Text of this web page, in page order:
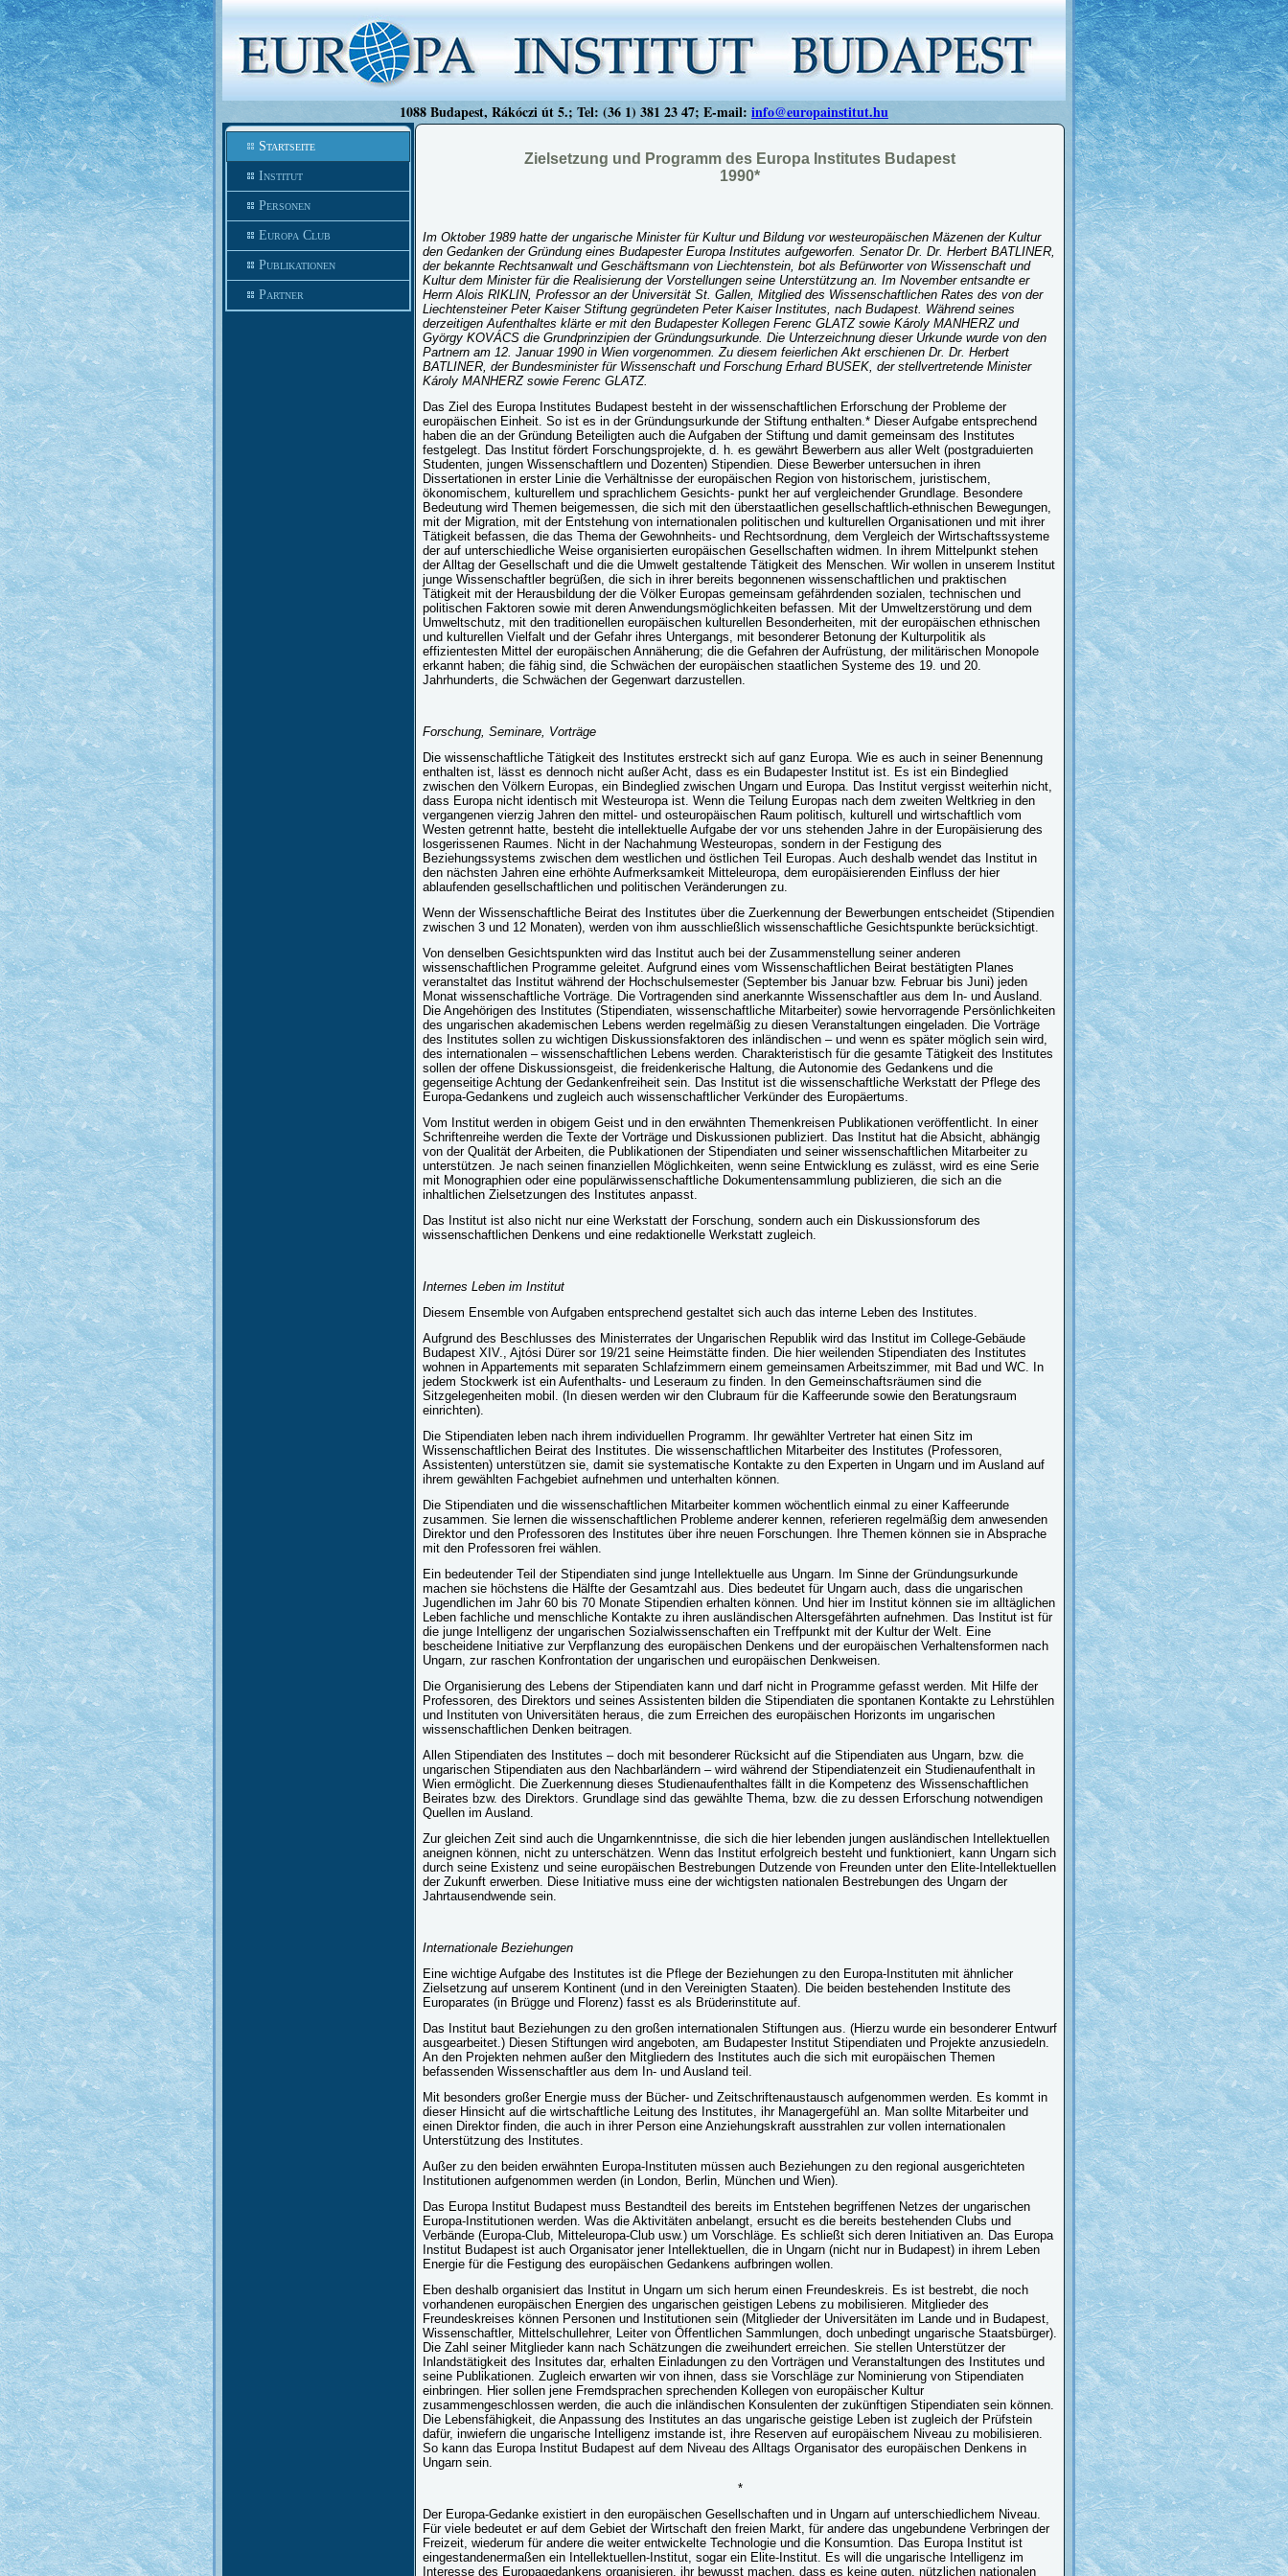
1088 Budapest, Rákóczi út 5.; Tel: (36 1) 381 23 47; E-mail: info@europainstitut.hu
Startseite
Institut
Personen
Europa Club
Publikationen
Partner
Zielsetzung und Programm des Europa Institutes Budapest
1990*
Im Oktober 1989 hatte der ungarische Minister für Kultur und Bildung vor westeuropäischen Mäzenen der Kultur
den Gedanken der Gründung eines Budapester Europa Institutes aufgeworfen. Senator Dr. Dr. Herbert BATLINER,
der bekannte Rechtsanwalt und Geschäftsmann von Liechtenstein, bot als Befürworter von Wissenschaft und
Kultur dem Minister für die Realisierung der Vorstellungen seine Unterstützung an. Im November entsandte er
Herrn Alois RIKLIN, Professor an der Universität St. Gallen, Mitglied des Wissenschaftlichen Rates des von der
Liechtensteiner Peter Kaiser Stiftung gegründeten Peter Kaiser Institutes, nach Budapest. Während seines
derzeitigen Aufenthaltes klärte er mit den Budapester Kollegen Ferenc GLATZ sowie Károly MANHERZ und
György KOVÁCS die Grundprinzipien der Gründungsurkunde. Die Unterzeichnung dieser Urkunde wurde von den
Partnern am 12. Januar 1990 in Wien vorgenommen. Zu diesem feierlichen Akt erschienen Dr. Dr. Herbert
BATLINER, der Bundesminister für Wissenschaft und Forschung Erhard BUSEK, der stellvertretende Minister
Károly MANHERZ sowie Ferenc GLATZ.
Das Ziel des Europa Institutes Budapest besteht in der wissenschaftlichen Erforschung der Probleme der
europäischen Einheit. So ist es in der Gründungsurkunde der Stiftung enthalten.* Dieser Aufgabe entsprechend
haben die an der Gründung Beteiligten auch die Aufgaben der Stiftung und damit gemeinsam des Institutes
festgelegt. Das Institut fördert Forschungsprojekte, d. h. es gewährt Bewerbern aus aller Welt (postgraduierten
Studenten, jungen Wissenschaftlern und Dozenten) Stipendien. Diese Bewerber untersuchen in ihren
Dissertationen in erster Linie die Verhältnisse der europäischen Region von historischem, juristischem,
ökonomischem, kulturellem und sprachlichem Gesichts- punkt her auf vergleichender Grundlage. Besondere
Bedeutung wird Themen beigemessen, die sich mit den überstaatlichen gesellschaftlich-ethnischen Bewegungen,
mit der Migration, mit der Entstehung von internationalen politischen und kulturellen Organisationen und mit ihrer
Tätigkeit befassen, die das Thema der Gewohnheits- und Rechtsordnung, dem Vergleich der Wirtschaftssysteme
der auf unterschiedliche Weise organisierten europäischen Gesellschaften widmen. In ihrem Mittelpunkt stehen
der Alltag der Gesellschaft und die die Umwelt gestaltende Tätigkeit des Menschen. Wir wollen in unserem Institut
junge Wissenschaftler begrüßen, die sich in ihrer bereits begonnenen wissenschaftlichen und praktischen
Tätigkeit mit der Herausbildung der die Völker Europas gemeinsam gefährdenden sozialen, technischen und
politischen Faktoren sowie mit deren Anwendungsmöglichkeiten befassen. Mit der Umweltzerstörung und dem
Umweltschutz, mit den traditionellen europäischen kulturellen Besonderheiten, mit der europäischen ethnischen
und kulturellen Vielfalt und der Gefahr ihres Untergangs, mit besonderer Betonung der Kulturpolitik als
effizientesten Mittel der europäischen Annäherung; die die Gefahren der Aufrüstung, der militärischen Monopole
erkannt haben; die fähig sind, die Schwächen der europäischen staatlichen Systeme des 19. und 20.
Jahrhunderts, die Schwächen der Gegenwart darzustellen.
Forschung, Seminare, Vorträge
Die wissenschaftliche Tätigkeit des Institutes erstreckt sich auf ganz Europa. Wie es auch in seiner Benennung
enthalten ist, lässt es dennoch nicht außer Acht, dass es ein Budapester Institut ist. Es ist ein Bindeglied
zwischen den Völkern Europas, ein Bindeglied zwischen Ungarn und Europa. Das Institut vergisst weiterhin nicht,
dass Europa nicht identisch mit Westeuropa ist. Wenn die Teilung Europas nach dem zweiten Weltkrieg in den
vergangenen vierzig Jahren den mittel- und osteuropäischen Raum politisch, kulturell und wirtschaftlich vom
Westen getrennt hatte, besteht die intellektuelle Aufgabe der vor uns stehenden Jahre in der Europäisierung des
losgerissenen Raumes. Nicht in der Nachahmung Westeuropas, sondern in der Festigung des
Beziehungssystems zwischen dem westlichen und östlichen Teil Europas. Auch deshalb wendet das Institut in
den nächsten Jahren eine erhöhte Aufmerksamkeit Mitteleuropa, dem europäisierenden Einfluss der hier
ablaufenden gesellschaftlichen und politischen Veränderungen zu.
Wenn der Wissenschaftliche Beirat des Institutes über die Zuerkennung der Bewerbungen entscheidet (Stipendien
zwischen 3 und 12 Monaten), werden von ihm ausschließlich wissenschaftliche Gesichtspunkte berücksichtigt.
Von denselben Gesichtspunkten wird das Institut auch bei der Zusammenstellung seiner anderen
wissenschaftlichen Programme geleitet. Aufgrund eines vom Wissenschaftlichen Beirat bestätigten Planes
veranstaltet das Institut während der Hochschulsemester (September bis Januar bzw. Februar bis Juni) jeden
Monat wissenschaftliche Vorträge. Die Vortragenden sind anerkannte Wissenschaftler aus dem In- und Ausland.
Die Angehörigen des Institutes (Stipendiaten, wissenschaftliche Mitarbeiter) sowie hervorragende Persönlichkeiten
des ungarischen akademischen Lebens werden regelmäßig zu diesen Veranstaltungen eingeladen. Die Vorträge
des Institutes sollen zu wichtigen Diskussionsfaktoren des inländischen – und wenn es später möglich sein wird,
des internationalen – wissenschaftlichen Lebens werden. Charakteristisch für die gesamte Tätigkeit des Institutes
sollen der offene Diskussionsgeist, die freidenkerische Haltung, die Autonomie des Gedankens und die
gegenseitige Achtung der Gedankenfreiheit sein. Das Institut ist die wissenschaftliche Werkstatt der Pflege des
Europa-Gedankens und zugleich auch wissenschaftlicher Verkünder des Europäertums.
Vom Institut werden in obigem Geist und in den erwähnten Themenkreisen Publikationen veröffentlicht. In einer
Schriftenreihe werden die Texte der Vorträge und Diskussionen publiziert. Das Institut hat die Absicht, abhängig
von der Qualität der Arbeiten, die Publikationen der Stipendiaten und seiner wissenschaftlichen Mitarbeiter zu
unterstützen. Je nach seinen finanziellen Möglichkeiten, wenn seine Entwicklung es zulässt, wird es eine Serie
mit Monographien oder eine populärwissenschaftliche Dokumentensammlung publizieren, die sich an die
inhaltlichen Zielsetzungen des Institutes anpasst.
Das Institut ist also nicht nur eine Werkstatt der Forschung, sondern auch ein Diskussionsforum des
wissenschaftlichen Denkens und eine redaktionelle Werkstatt zugleich.
Internes Leben im Institut
Diesem Ensemble von Aufgaben entsprechend gestaltet sich auch das interne Leben des Institutes.
Aufgrund des Beschlusses des Ministerrates der Ungarischen Republik wird das Institut im College-Gebäude
Budapest XIV., Ajtósi Dürer sor 19/21 seine Heimstätte finden. Die hier weilenden Stipendiaten des Institutes
wohnen in Appartements mit separaten Schlafzimmern einem gemeinsamen Arbeitszimmer, mit Bad und WC. In
jedem Stockwerk ist ein Aufenthalts- und Leseraum zu finden. In den Gemeinschaftsräumen sind die
Sitzgelegenheiten mobil. (In diesen werden wir den Clubraum für die Kaffeerunde sowie den Beratungsraum
einrichten).
Die Stipendiaten leben nach ihrem individuellen Programm. Ihr gewählter Vertreter hat einen Sitz im
Wissenschaftlichen Beirat des Institutes. Die wissenschaftlichen Mitarbeiter des Institutes (Professoren,
Assistenten) unterstützen sie, damit sie systematische Kontakte zu den Experten in Ungarn und im Ausland auf
ihrem gewählten Fachgebiet aufnehmen und unterhalten können.
Die Stipendiaten und die wissenschaftlichen Mitarbeiter kommen wöchentlich einmal zu einer Kaffeerunde
zusammen. Sie lernen die wissenschaftlichen Probleme anderer kennen, referieren regelmäßig dem anwesenden
Direktor und den Professoren des Institutes über ihre neuen Forschungen. Ihre Themen können sie in Absprache
mit den Professoren frei wählen.
Ein bedeutender Teil der Stipendiaten sind junge Intellektuelle aus Ungarn. Im Sinne der Gründungsurkunde
machen sie höchstens die Hälfte der Gesamtzahl aus. Dies bedeutet für Ungarn auch, dass die ungarischen
Jugendlichen im Jahr 60 bis 70 Monate Stipendien erhalten können. Und hier im Institut können sie im alltäglichen
Leben fachliche und menschliche Kontakte zu ihren ausländischen Altersgefährten aufnehmen. Das Institut ist für
die junge Intelligenz der ungarischen Sozialwissenschaften ein Treffpunkt mit der Kultur der Welt. Eine
bescheidene Initiative zur Verpflanzung des europäischen Denkens und der europäischen Verhaltensformen nach
Ungarn, zur raschen Konfrontation der ungarischen und europäischen Denkweisen.
Die Organisierung des Lebens der Stipendiaten kann und darf nicht in Programme gefasst werden. Mit Hilfe der
Professoren, des Direktors und seines Assistenten bilden die Stipendiaten die spontanen Kontakte zu Lehrstühlen
und Instituten von Universitäten heraus, die zum Erreichen des europäischen Horizonts im ungarischen
wissenschaftlichen Denken beitragen.
Allen Stipendiaten des Institutes – doch mit besonderer Rücksicht auf die Stipendiaten aus Ungarn, bzw. die
ungarischen Stipendiaten aus den Nachbarländern – wird während der Stipendiatenzeit ein Studienaufenthalt in
Wien ermöglicht. Die Zuerkennung dieses Studienaufenthaltes fällt in die Kompetenz des Wissenschaftlichen
Beirates bzw. des Direktors. Grundlage sind das gewählte Thema, bzw. die zu dessen Erforschung notwendigen
Quellen im Ausland.
Zur gleichen Zeit sind auch die Ungarnkenntnisse, die sich die hier lebenden jungen ausländischen Intellektuellen
aneignen können, nicht zu unterschätzen. Wenn das Institut erfolgreich besteht und funktioniert, kann Ungarn sich
durch seine Existenz und seine europäischen Bestrebungen Dutzende von Freunden unter den Elite-Intellektuellen
der Zukunft erwerben. Diese Initiative muss eine der wichtigsten nationalen Bestrebungen des Ungarn der
Jahrtausendwende sein.
Internationale Beziehungen
Eine wichtige Aufgabe des Institutes ist die Pflege der Beziehungen zu den Europa-Instituten mit ähnlicher
Zielsetzung auf unserem Kontinent (und in den Vereinigten Staaten). Die beiden bestehenden Institute des
Europarates (in Brügge und Florenz) fasst es als Brüderinstitute auf.
Das Institut baut Beziehungen zu den großen internationalen Stiftungen aus. (Hierzu wurde ein besonderer Entwurf
ausgearbeitet.) Diesen Stiftungen wird angeboten, am Budapester Institut Stipendiaten und Projekte anzusiedeln.
An den Projekten nehmen außer den Mitgliedern des Institutes auch die sich mit europäischen Themen
befassenden Wissenschaftler aus dem In- und Ausland teil.
Mit besonders großer Energie muss der Bücher- und Zeitschriftenaustausch aufgenommen werden. Es kommt in
dieser Hinsicht auf die wirtschaftliche Leitung des Institutes, ihr Managergefühl an. Man sollte Mitarbeiter und
einen Direktor finden, die auch in ihrer Person eine Anziehungskraft ausstrahlen zur vollen internationalen
Unterstützung des Institutes.
Außer zu den beiden erwähnten Europa-Instituten müssen auch Beziehungen zu den regional ausgerichteten
Institutionen aufgenommen werden (in London, Berlin, München und Wien).
Das Europa Institut Budapest muss Bestandteil des bereits im Entstehen begriffenen Netzes der ungarischen
Europa-Institutionen werden. Was die Aktivitäten anbelangt, ersucht es die bereits bestehenden Clubs und
Verbände (Europa-Club, Mitteleuropa-Club usw.) um Vorschläge. Es schließt sich deren Initiativen an. Das Europa
Institut Budapest ist auch Organisator jener Intellektuellen, die in Ungarn (nicht nur in Budapest) in ihrem Leben
Energie für die Festigung des europäischen Gedankens aufbringen wollen.
Eben deshalb organisiert das Institut in Ungarn um sich herum einen Freundeskreis. Es ist bestrebt, die noch
vorhandenen europäischen Energien des ungarischen geistigen Lebens zu mobilisieren. Mitglieder des
Freundeskreises können Personen und Institutionen sein (Mitglieder der Universitäten im Lande und in Budapest,
Wissenschaftler, Mittelschullehrer, Leiter von Öffentlichen Sammlungen, doch unbedingt ungarische Staatsbürger).
Die Zahl seiner Mitglieder kann nach Schätzungen die zweihundert erreichen. Sie stellen Unterstützer der
Inlandstätigkeit des Insitutes dar, erhalten Einladungen zu den Vorträgen und Veranstaltungen des Institutes und
seine Publikationen. Zugleich erwarten wir von ihnen, dass sie Vorschläge zur Nominierung von Stipendiaten
einbringen. Hier sollen jene Fremdsprachen sprechenden Kollegen von europäischer Kultur
zusammengeschlossen werden, die auch die inländischen Konsulenten der zukünftigen Stipendiaten sein können.
Die Lebensfähigkeit, die Anpassung des Institutes an das ungarische geistige Leben ist zugleich der Prüfstein
dafür, inwiefern die ungarische Intelligenz imstande ist, ihre Reserven auf europäischem Niveau zu mobilisieren.
So kann das Europa Institut Budapest auf dem Niveau des Alltags Organisator des europäischen Denkens in
Ungarn sein.
*
Der Europa-Gedanke existiert in den europäischen Gesellschaften und in Ungarn auf unterschiedlichem Niveau.
Für viele bedeutet er auf dem Gebiet der Wirtschaft den freien Markt, für andere das ungebundene Verbringen der
Freizeit, wiederum für andere die weiter entwickelte Technologie und die Konsumtion. Das Europa Institut ist
eingestandenermaßen ein Intellektuellen-Institut, sogar ein Elite-Institut. Es will die ungarische Intelligenz im
Interesse des Europagedankens organisieren, ihr bewusst machen, dass es keine guten, nützlichen nationalen